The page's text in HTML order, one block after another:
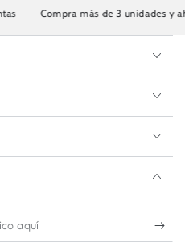
Compra más de 3 unidades y ahorra